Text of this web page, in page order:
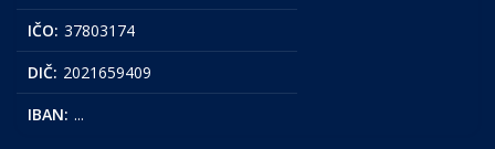
IČO: 37803174
DIČ: 2021659409
IBAN: ...